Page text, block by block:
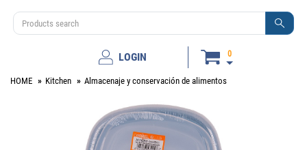
LOGIN 0
HOME Kitchen Almacenaje y conservación de alimentos